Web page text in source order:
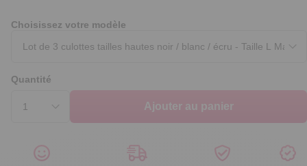
Choisissez votre modèle
Quantité
Ajouter au panier